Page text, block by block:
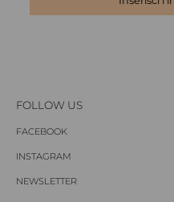
FOLLOW US
FACEBOOK
INSTAGRAM
NEWSLETTER